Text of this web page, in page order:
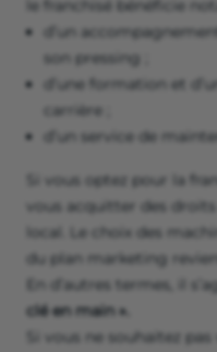
le franchisé bénéficie
d’un
son pressing ;
d’une formation et
carrière ;
d’un service de
Si vous optez pour la
vous acquitter des
local. Le choix des
du plan marketing
En d’autres termes, il
clé en main ».
Si vous ne souhaitez